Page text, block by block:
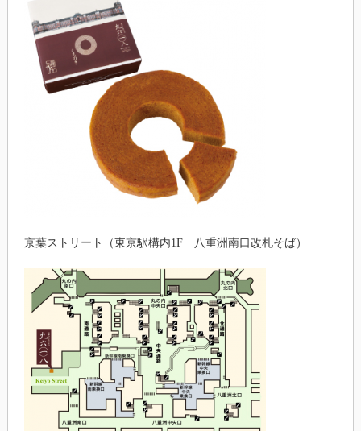
京葉ストリート（東京駅構内1F 八重洲南口改札そば）